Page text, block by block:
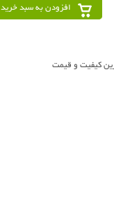
افزودن به سبد خرید
کیفیت و قیمت